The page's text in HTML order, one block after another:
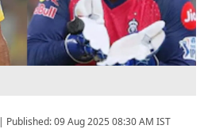
| Published:09 Aug 2025 08:30 AM IST